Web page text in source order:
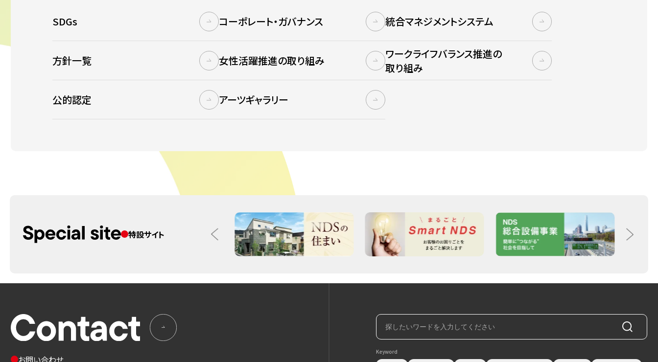
SDGs コーポレート・ガバナンス 統合マネジメントシステム
方針一覧 女性活躍推進の取り組み
ワークライフバランス推進の
取り組み
公的認定 アーツギャラリー
特設サイト
お問い合わせ
Keyword